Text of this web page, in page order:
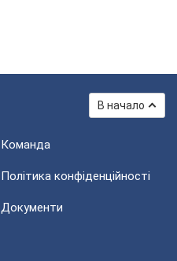
В начало
Команда
Політика конфіденційності
Документи